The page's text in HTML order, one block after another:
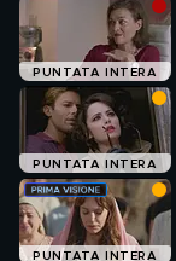
PUNTATA INTERA
PUNTATA INTERA
PUNTATA INTERA